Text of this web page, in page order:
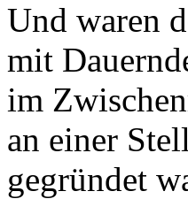
Und waren
mit
im
an einer
gegründet